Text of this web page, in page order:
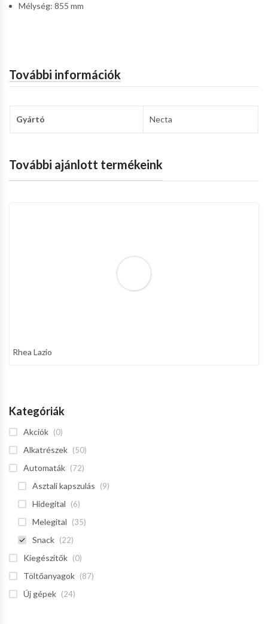
Mélység: 855 mm
További információk
Gyártó Necta
További ajánlott termékeink
Rhea Lazio
Kategóriák
Akciók (0)
Alkatrészek (50)
Automaták (72)
Asztali kapszulás (9)
Hidegital (6)
Melegital (35)
Snack (22)
Kiegészítők (0)
Töltőanyagok (87)
Új gépek (24)